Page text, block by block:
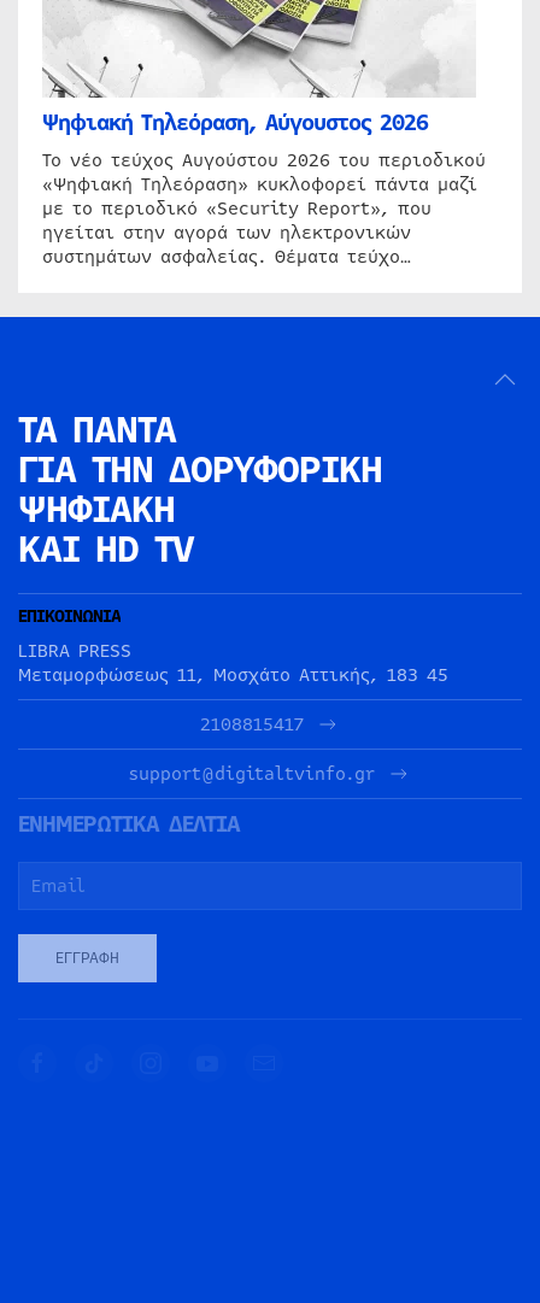
Ψηφιακή Τηλεόραση, Αύγουστος 2026
Το νέο τεύχος Αυγούστου 2026 του περιοδικού
«Ψηφιακή Τηλεόραση» κυκλοφορεί πάντα μαζί
με το περιοδικό «Security Report», που
ηγείται στην αγορά των ηλεκτρονικών
συστημάτων ασφαλείας. Θέματα τεύχο…
ΤΑ ΠΑΝΤΑ
ΓΙΑ ΤΗΝ ΔΟΡΥΦΟΡΙΚΗ
ΨΗΦΙΑΚΗ
ΚΑΙ HD TV
ΕΠΙΚΟΙΝΩΝΙΑ
LIBRA PRESS
Μεταμορφώσεως 11, Μοσχάτο Αττικής, 183 45
2108815417
support@digitaltvinfo.gr
ΕΝΗΜΕΡΩΤΙΚΑ ΔΕΛΤΙΑ
ΕΓΓΡΑΦΉ